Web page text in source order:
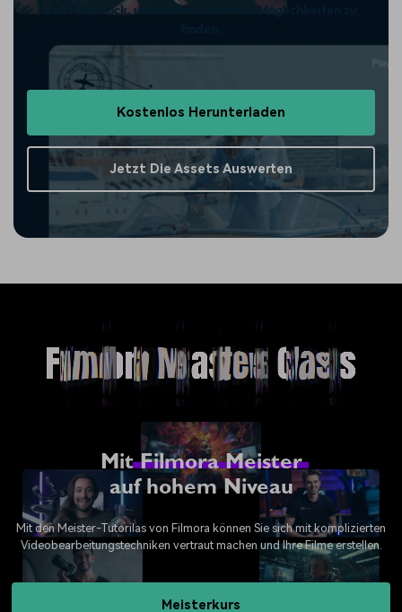
von Filmstock, um weitere kreative Möglichkeiten zu
Kostenlos Herunterladen
Jetzt Die Assets Auswerten
MitFilmora Meister
auf hohem Niveau
Mit den Meister-Tutorilas von Filmora können Sie sich mit komplizierten
Videobearbeitungstechniken vertraut machen und Ihre Filme erstellen.
Meisterkurs